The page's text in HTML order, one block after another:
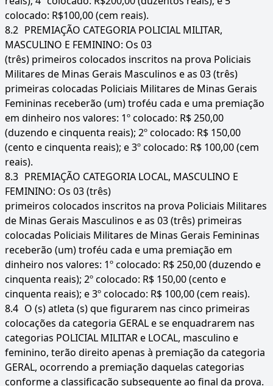
colocado: R$100,00 (cem reais).
8.2 PREMIAÇÃO CATEGORIA POLICIAL MILITAR,
MASCULINO E FEMININO: Os 03
(três) primeiros colocados inscritos na prova Policiais
Militares de Minas Gerais Masculinos e as 03 (três)
primeiras colocadas Policiais Militares de Minas Gerais
Femininas receberão (um) troféu cada e uma premiação
em dinheiro nos valores: 1º colocado: R$ 250,00
(duzendo e cinquenta reais); 2º colocado: R$ 150,00
(cento e cinquenta reais); e 3º colocado: R$ 100,00 (cem
reais).
8.3 PREMIAÇÃO CATEGORIA LOCAL, MASCULINO E
FEMININO: Os 03 (três)
primeiros colocados inscritos na prova Policiais Militares
de Minas Gerais Masculinos e as 03 (três) primeiras
colocadas Policiais Militares de Minas Gerais Femininas
receberão (um) troféu cada e uma premiação em
dinheiro nos valores: 1º colocado: R$ 250,00 (duzendo e
cinquenta reais); 2º colocado: R$ 150,00 (cento e
cinquenta reais); e 3º colocado: R$ 100,00 (cem reais).
8.4 O (s) atleta (s) que figurarem nas cinco primeiras
colocações da categoria GERAL e se enquadrarem nas
categorias POLICIAL MILITAR e LOCAL, masculino e
feminino, terão direito apenas à premiação da categoria
GERAL, ocorrendo a premiação daquelas categorias
conforme a classificação subsequente ao final da prova.